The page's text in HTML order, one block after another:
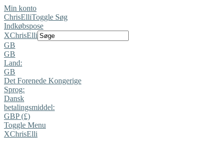
Min konto
ChrisElliToggle Søg
Indkøbspose
XChrisElli
GB
GB
Land:
GB
Det Forenede Kongerige
Sprog:
Dansk
betalingsmiddel:
GBP (£)
Toggle Menu
XChrisElli